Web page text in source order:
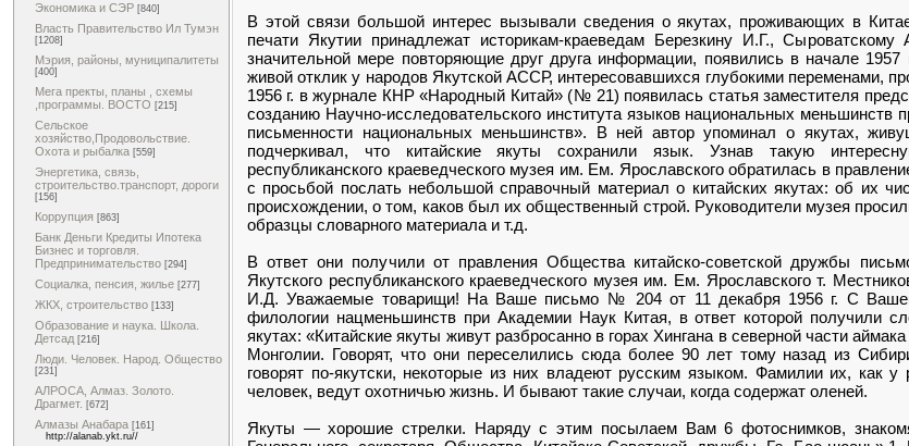
Экономика и СЭР [840]
Власть Правительство Ил Тумэн
[1208]
Мэрия, районы, муниципалитеты
[400]
Мега пректы, планы , схемы
,программы. ВОСТО [215]
Сельское
хозяйство,Продовольствие.
Охота и рыбалка [559]
Энергетика, связь,
строительство.транспорт, дороги
[156]
Коррупция [863]
Банк Деньги Кредиты Ипотека
Бизнес и торговля.
Предпринимательство [294]
Социалка, пенсия, жилье [277]
ЖКХ, строительство [133]
Образование и наука. Школа.
Детсад [216]
Люди. Человек. Народ. Общество
[231]
АЛРОСА, Алмаз. Золото.
Драгмет. [672]
Алмазы Анабара [161]
http://alanab.ykt.ru//
В этой связи большой интерес вызывали сведения о якутах, проживающих в
печати Якутии принадлежат историкам-краеведам Березкину И.Г.,
значительной мере повторяющие друг друга информации, появились в начале 1957
живой отклик у народов Якутской АССР, интересовавшихся глубокими переменами,
1956 г. в журнале КНР «Народный Китай» (№ 21) появилась статья заместителя
созданию Научно-исследовательского института языков национальных
письменности национальных меньшинств». В ней автор упоминал о якутах,
подчеркивал, что китайские якуты сохранили язык. Узнав такую
республиканского краеведческого музея им. Ем. Ярославского обратилась в
с просьбой послать небольшой справочный материал о китайских якутах: об их
происхождении, о том, каков был их общественный строй. Руководители музея
образцы словарного материала и т.д.
В ответ они получили от правления Общества китайско-советской дружбы
Якутского республиканского краеведческого музея им. Ем. Ярославского т.
И.Д. Уважаемые товарищи! На Ваше письмо № 204 от 11 декабря 1956 г. С
филологии нацменьшинств при Академии Наук Китая, в ответ которой получили
якутах: «Китайские якуты живут разбросанно в горах Хингана в северной части
Монголии. Говорят, что они переселились сюда более 90 лет тому назад из
говорят по-якутски, некоторые из них владеют русским языком. Фамилии их, как у
человек, ведут охотничью жизнь. И бывают такие случаи, когда содержат оленей.
Якуты — хорошие стрелки. Наряду с этим посылаем Вам 6 фотоснимков,